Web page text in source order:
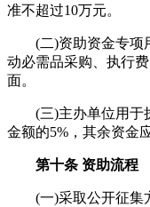
准不超过10万元。
(二)资助资金专项
动必需品采购、执行
面。
(三)主办单位用于执
金额的5%，其余资金
第十条 资助流程
(一)采取公开征集